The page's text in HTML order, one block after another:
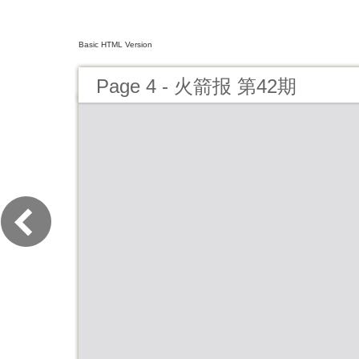
Basic HTML Version
Page 4 - 火箭报 第42期